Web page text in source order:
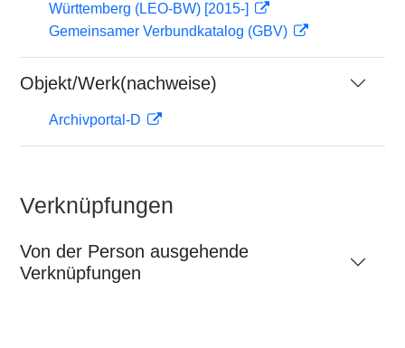
Württemberg (LEO-BW) [2015-]
Gemeinsamer Verbundkatalog (GBV)
Objekt/Werk(nachweise)
Archivportal-D
Verknüpfungen
Von der Person ausgehende
Verknüpfungen